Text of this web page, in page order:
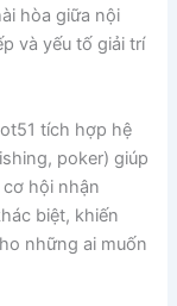
hòa giữa nội
và yếu tố giải trí
tích hợp hệ
poker) giúp
hội nhận
biệt, khiến
những ai muốn